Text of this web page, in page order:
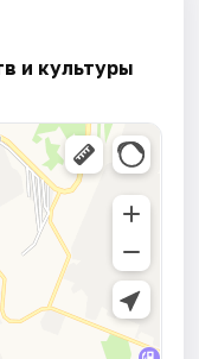
и культуры